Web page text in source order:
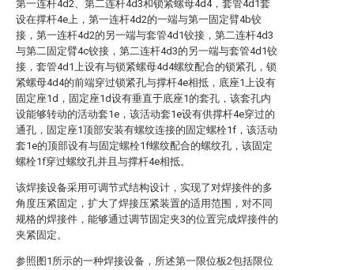
第一连杆4d2、第二连杆4d3和锁紧螺母4d4，套管4d1套
设在撑杆4e上，第一连杆4d2的一端与第一固定臂4b铰
接，第一连杆4d2的另一端与套管4d1铰接，第二连杆4d3
与第二固定臂4c铰接，第二连杆4d3的另一端与套管4d1铰
接，套管4d1上设有与锁紧螺母4d4螺纹配合的锁紧孔，锁
紧螺母4d4的前端穿过锁紧孔与撑杆4e相抵，底座1上设有
固定座1d，固定座1d设有垂直于底座1的套孔，该套孔内
设能够转动的活动套1e，该活动套1e设有供撑杆4e穿过的
通孔，固定座1顶部安装有螺纹连接的固定螺栓1f，该活动
套1e的顶部设有与固定螺栓1f螺纹配合的螺纹孔，该固定
螺栓1f穿过螺纹孔并且与撑杆4e相抵。
该焊接设备采用可调节式结构设计，实现了对焊接件的多
角度压紧固定，扩大了焊接压紧装置的适用范围，对不同
规格的焊接件，能够通过调节固定夹3的位置完成焊接件的
夹紧固定。
参照图1所示的一种焊接设备，所述第一限位板2包括限位